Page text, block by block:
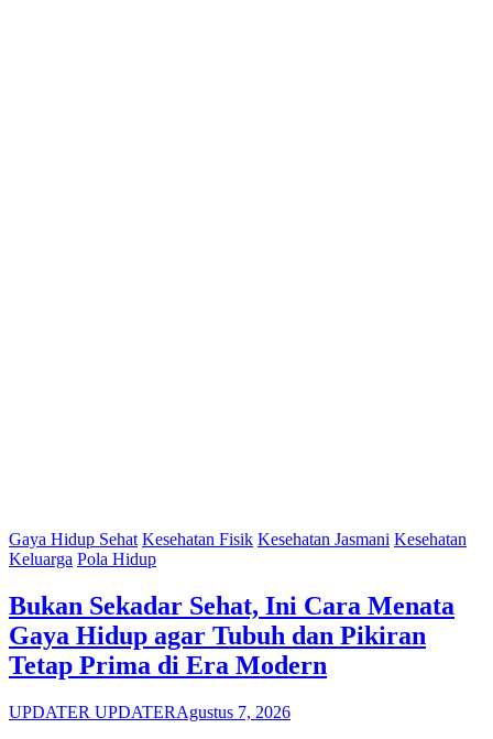
Gaya Hidup Sehat Kesehatan Fisik Kesehatan Jasmani Kesehatan
Keluarga Pola Hidup
Bukan Sekadar Sehat, Ini Cara Menata
Gaya Hidup agar Tubuh dan Pikiran
Tetap Prima di Era Modern
UPDATER UPDATERAgustus 7, 2026